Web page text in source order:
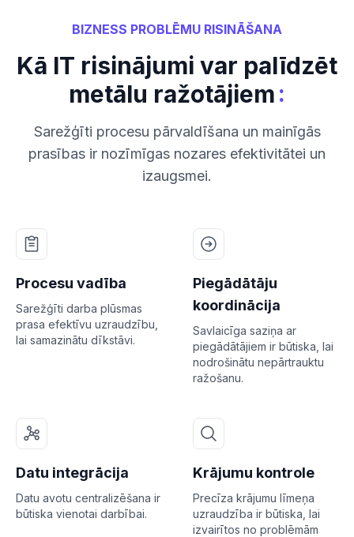
BIZNESS PROBLĒMU RISINĀŠANA
Kā IT risinājumi var palīdzēt
metālu ražotājiem:
Sarežģīti procesu pārvaldīšana un mainīgās
prasības ir nozīmīgas nozares efektivitātei un
izaugsmei.
Procesu vadība
Sarežģīti darba plūsmas
prasa efektīvu uzraudzību,
lai samazinātu dīkstāvi.
Piegādātāju
koordinācija
Savlaicīga saziņa ar
piegādātājiem ir būtiska, lai
nodrošinātu nepārtrauktu
ražošanu.
Datu integrācija
Datu avotu centralizēšana ir
būtiska vienotai darbībai.
Krājumu kontrole
Precīza krājumu līmeņa
uzraudzība ir būtiska, lai
izvairītos no problēmām